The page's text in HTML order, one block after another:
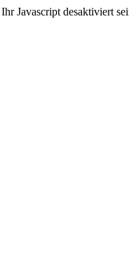
Javascript desaktiviert